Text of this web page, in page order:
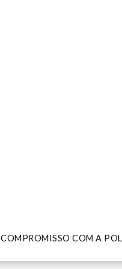
COMPROMISSO COM A
COMPROMISSO COM A